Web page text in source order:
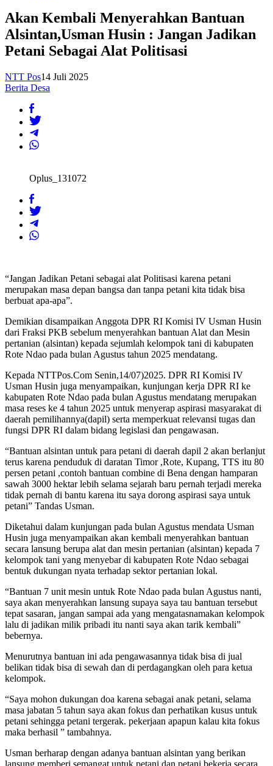
Akan Kembali Menyerahkan Bantuan
Alsintan,Usman Husin : Jangan Jadikan
Petani Sebagai Alat Politisasi
NTT Pos14 Juli 2025
Berita Desa
Oplus_131072
“Jangan Jadikan Petani sebagai alat Politisasi karena petani
merupakan masa depan bangsa dan tanpa petani kita tidak bisa
berbuat apa-apa”.
Demikian disampaikan Anggota DPR RI Komisi IV Usman Husin
dari Fraksi PKB sebelum menyerahkan bantuan Alat dan Mesin
pertanian (alsintan) kepada sejumlah kelompok tani di kabupaten
Rote Ndao pada bulan Agustus tahun 2025 mendatang.
Kepada NTTPos.Com Senin,14/07)2025. DPR RI Komisi IV
Usman Husin juga menyampaikan, kunjungan kerja DPR RI ke
kabupaten Rote Ndao pada bulan Agustus mendatang merupakan
masa reses ke 4 tahun 2025 untuk menyerap aspirasi masyarakat di
daerah pemilihannya(dapil) serta memperkuat relevansi tugas dan
fungsi DPR RI dalam bidang legislasi dan pengawasan.
“Bantuan alsintan untuk para petani di daerah dapil 2 akan berlanjut
terus karena penduduk di daratan Timor ,Rote, Kupang, TTS itu 80
persen petani ,contoh bantuan combine di Bena dengan hamparan
sawah 3000 hektar lebih selama sejarah baru pernah terjadi mereka
tidak pernah di bantu karena itu saya dorong aspirasi saya untuk
petani” Tandas Usman.
Diketahui dalam kunjungan pada bulan Agustus mendata Usman
Husin juga menyampaikan akan kembali menyerahkan bantuan
secara lansung berupa alat dan mesin pertanian (alsintan) kepada 7
kelompok tani yang menyebar di kabupaten Rote Ndao sebagai
bentuk dukungan nyata terhadap sektor pertanian lokal.
“Bantuan 7 unit mesin untuk Rote Ndao pada bulan Agustus nanti,
saya akan menyerahkan lansung supaya saya tau bantuan tersebut
tepat sasaran, jangan sampai ada yang mengatasnamakan kelompok
lalu di jadikan milik pribadi itu nanti saya akan tarik kembali”
bebernya.
Menurutnya bantuan ini ada pengawasannya tidak bisa di jual
belikan tidak bisa di sewah dan di perdagangkan oleh para ketua
kelompok.
“Saya mohon dukungan doa karena sebagai anak petani, selama
masa jabatan 5 tahun saya akan fokus dan perhatikan kusus untuk
petani sehingga petani tergerak. pekerjaan apapun kalau kita fokus
maka berhasil ” tambahnya.
Usman berharap dengan adanya bantuan alsintan yang berikan